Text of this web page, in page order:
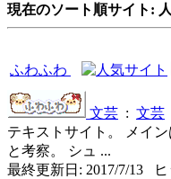
現在のソート順サイト:
ふわふわ
文芸 : 文芸
テキストサイト。 メイ
と考察。 シュ ...
最終更新日: 2017/7/13